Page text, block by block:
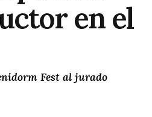
en el
Fest al jurado